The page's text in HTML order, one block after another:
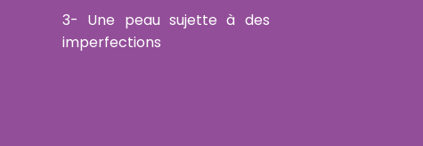
3- Une peau sujette à des
imperfections